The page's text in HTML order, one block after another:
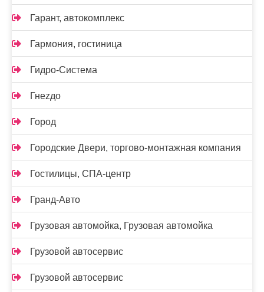
Гарант, автокомплекс
Гармония, гостиница
Гидро-Система
Гнеzдо
Город
Городские Двери, торгово-монтажная компания
Гостилицы, СПА-центр
Гранд-Авто
Грузовая автомойка, Грузовая автомойка
Грузовой автосервис
Грузовой автосервис